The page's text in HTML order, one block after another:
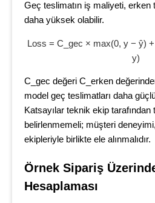
Geç teslimatın iş maliyeti, erken
daha yüksek olabilir.
Loss = C_gec × max(0, y − ŷ)
y)
C_gec değeri C_erken
model geç teslimatları daha
Katsayılar teknik ekip tarafından
belirlenmemeli; müşteri
ekipleriyle birlikte ele alınmalıdır.
Örnek Sipariş
Hesaplaması